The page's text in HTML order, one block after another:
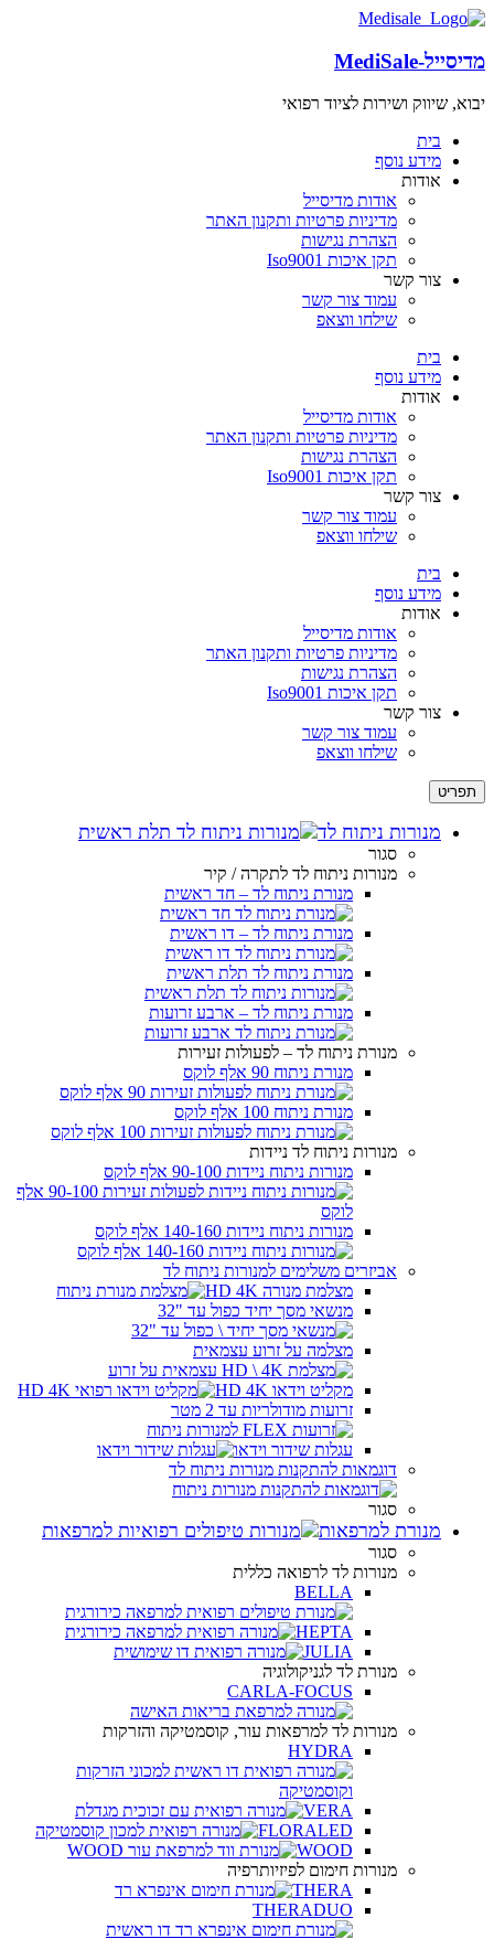
שִׂים
בְּאֲתָר
מֻפְעֶלֶת
לִנְגִישׁוּת
מדיסייל-MediSale
יבוא, שיווק ושירות לציוד רפואי
בית
מידע נוסף
אודות
אודות מדיסייל
מדיניות פרטיות ותקנון האתר
הצהרת נגישות
תקן איכות Iso9001
צור קשר
עמוד צור קשר
שילחו ווצאפ
בית
מידע נוסף
אודות
אודות מדיסייל
מדיניות פרטיות ותקנון האתר
הצהרת נגישות
תקן איכות Iso9001
צור קשר
עמוד צור קשר
שילחו ווצאפ
בית
מידע נוסף
אודות
אודות מדיסייל
מדיניות פרטיות ותקנון האתר
הצהרת נגישות
תקן איכות Iso9001
צור קשר
עמוד צור קשר
שילחו ווצאפ
תפריט
מנורות ניתוח לד
סגור
מנורות ניתוח לד לתקרה / קיר
מנורת ניתוח לד – חד ראשית
מנורת ניתוח לד – דו ראשית
מנורת ניתוח לד תלת ראשית
מנורת ניתוח לד – ארבע זרועות
מנורת ניתוח לד – לפעולות זעירות
מנורת ניתוח 90 אלף לוקס
מנורת ניתוח 100 אלף לוקס
מנורות ניתוח לד ניידות
מנורות ניתוח ניידות 90-100 אלף לוקס
מנורות ניתוח ניידות 140-160 אלף לוקס
אביזרים משלימים למנורות ניתוח לד
מצלמת מנורה HD 4K
מנשאי מסך יחיד כפול עד "32
מצלמה על זרוע עצמאית
מקליט וידאו HD 4K
זרועות מודולריות עד 2 מטר
עגלות שידור וידאו
דוגמאות להתקנות מנורות ניתוח לד
סגור
מנורת למרפאות
סגור
מנורות לד לרפואה כללית
BELLA
HEPTA
JULIA
מנורת לד לגניקולוגיה
CARLA-FOCUS
מנורות לד למרפאות עור, קוסמטיקה והזרקות
HYDRA
VERA
FLORALED
WOOD
מנורות חימום לפיזיותרפיה
THERA
THERADUO